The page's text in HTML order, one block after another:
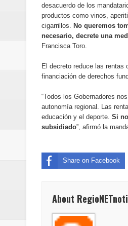
desacuerdo de los
productos como vinos,
cigarrillos. No queremos
necesario, decrete una
Francisca Toro.
El decreto reduce las rentas
financiación de derechos
“Todos los Gobernadores
autonomía regional. Las
educación y el deporte. Si
subsidiado”, afirmó la
Share on Facebook
About